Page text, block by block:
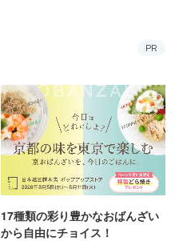
PR
17種類の彩り豊かなおばんざい
から自由にチョイス！